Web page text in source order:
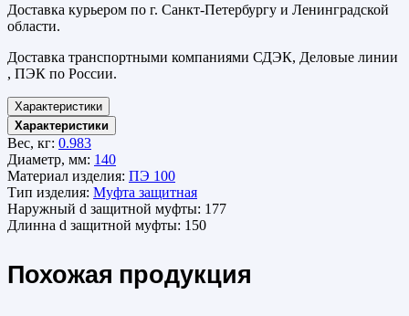
Доставка курьером по г. Санкт-Петербургу и Ленинградской
области.
Доставка транспортными компаниями СДЭК, Деловые линии
, ПЭК по России.
Характеристики
Характеристики
Вес, кг: 0.983
Диаметр, мм: 140
Материал изделия: ПЭ 100
Тип изделия: Муфта защитная
Наружный d защитной муфты: 177
Длинна d защитной муфты: 150
Похожая продукция